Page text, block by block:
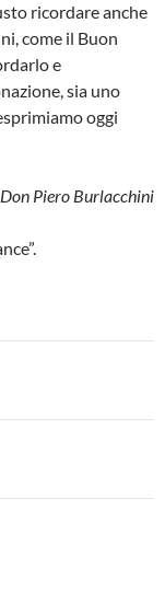
ricordare anche
come il Buon
e
sia uno
oggi
Don Piero Burlacchini